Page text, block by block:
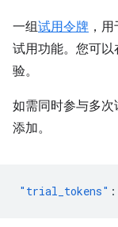
一组试用令牌 ，
试用功能。您可以
验。
如需同时参与多次
添加。
"trial_tokens" :